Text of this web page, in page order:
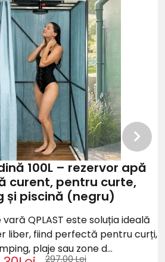
100L – rezervor apă
curent, pentru curte,
și piscină (negru)
QPLAST este soluția ideală
liber, fiind perfectă pentru curți,
plaje sau zone d...
297.00 Lei
Next